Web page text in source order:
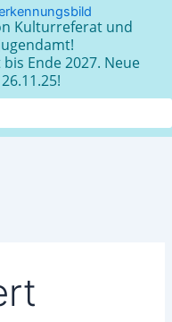
Kulturreferat und
Ende 2027. Neue